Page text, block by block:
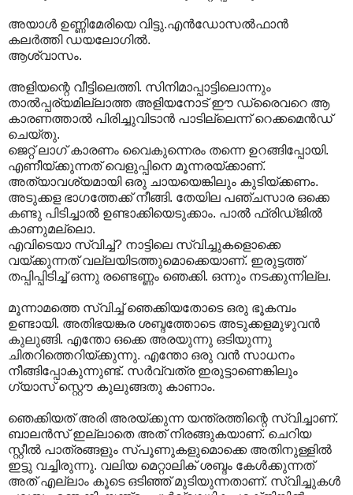
അയാൾ ഉണ്ണിമേരിയെ വിട്ടു.എൻഡോസൽഫാൻ
കലർത്തി ഡയലോഗിൽ.
ആശ്വാസം.
അളിയന്റെ വീട്ടിലെത്തി. സിനിമാപ്പാട്ടിലൊന്നും
താൽപ്പര്യമില്ലാത്ത അളിയനോട് ഈ ഡ്രൈവറെ ആ
കാരണത്താൽ പിരിച്ചുവിടാൻ പാടില്ലെന്ന് റെക്കമെൻഡ്
ചെയ്തു.
ജെറ്റ് ലാഗ് കാരണം വൈകുന്നെരം തന്നെ ഉറങ്ങിപ്പോയി.
എണീയ്ക്കുന്നത് വെളുപ്പിനെ മൂന്നരയ്ക്കാണ്.
അത്യാവശ്യമായി ഒരു ചായയെങ്കിലും കുടിയ്ക്കണം.
അടുക്കള ഭാഗത്തേക്ക് നീങ്ങി. തേയില പഞ്ചസാര ഒക്കെ
കണ്ടു പിടിച്ചാൽ ഉണ്ടാക്കിയെടുക്കാം. പാൽ ഫ്രിഡ്ജിൽ
കാണുമല്ലൊ.
എവിടെയാ സ്വിച്ച്? നാട്ടിലെ സ്വിച്ചുകളൊക്കെ
വയ്ക്കുന്നത് വല്ലയിടത്തുമൊക്കെയാണ്. ഇരുട്ടത്ത്
തപ്പിപ്പിടിച്ച് ഒന്നു രണ്ടെണ്ണം ഞെക്കി. ഒന്നും നടക്കുന്നില്ല.
മൂന്നാമത്തെ സ്വിച്ച് ഞെക്കിയതോടെ ഒരു ഭൂകമ്പം
ഉണ്ടായി. അതിഭയങ്കര ശബ്ദത്തോടെ അടുക്കളമുഴുവൻ
കുലുങ്ങി. എന്തോ ഒക്കെ അരയുന്നു ഒടിയുന്നു
ചിതറിത്തെറിയ്ക്കുന്നു. എന്തോ ഒരു വൻ സാധനം
നീങ്ങിപ്പോകുന്നുണ്ട്. സർവ്വത്ര ഇരുട്ടാണെങ്കിലും
ഗ്യാസ് സ്റ്റൌ കുലുങ്ങതു കാണാം.
ഞെക്കിയത് അരി അരയ്ക്കുന്ന യന്ത്രത്തിന്റെ സ്വിച്ചാണ്.
ബാലൻസ് ഇല്ലാതെ അത് നിരങ്ങുകയാണ്. ചെറിയ
സ്റ്റീൽ പാത്രങ്ങളും സ്പൂണുകളുമൊക്കെ അതിനുള്ളിൽ
ഇട്ടു വച്ചിരുന്നു. വലിയ മെറ്റാലിക് ശബ്ദം കേൾക്കുന്നത്
അത് എല്ലാം കൂടെ ഒടിഞ്ഞ് മുടിയുന്നതാണ്. സ്വിച്ചുകൾ